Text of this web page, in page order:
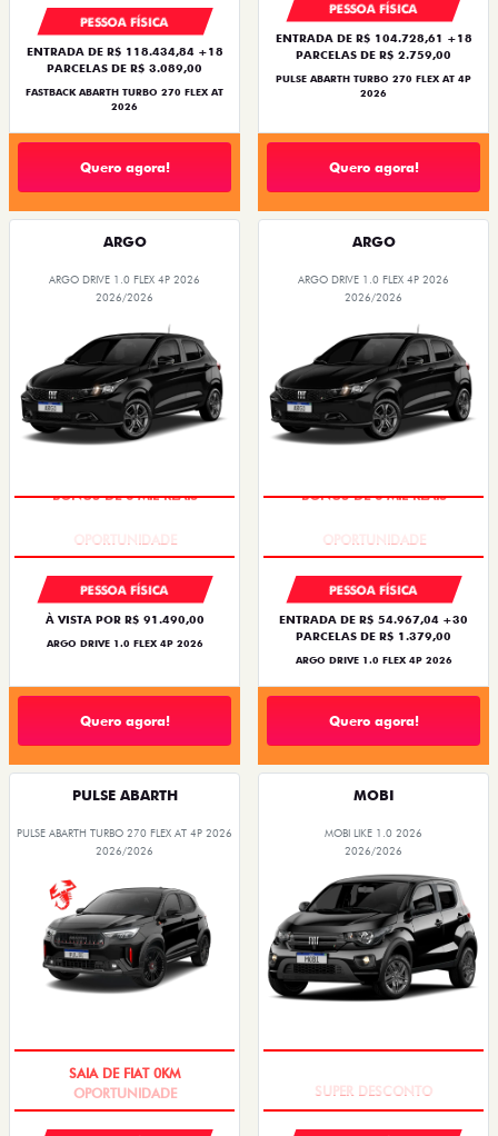
PESSOA FÍSICA
ENTRADA DE R$ 118.434,84 +18
PARCELAS DE R$ 3.089,00
FASTBACK ABARTH TURBO 270 FLEX AT
2026
Quero agora!
PESSOA FÍSICA
ENTRADA DE R$ 104.728,61 +18
PARCELAS DE R$ 2.759,00
PULSE ABARTH TURBO 270 FLEX AT 4P
2026
Quero agora!
ARGO
ARGO DRIVE 1.0 FLEX 4P 2026
2026/2026
PESSOA FÍSICA
À VISTA POR R$ 91.490,00
ARGO DRIVE 1.0 FLEX 4P 2026
Quero agora!
ARGO
ARGO DRIVE 1.0 FLEX 4P 2026
2026/2026
PESSOA FÍSICA
ENTRADA DE R$ 54.967,04 +30
PARCELAS DE R$ 1.379,00
ARGO DRIVE 1.0 FLEX 4P 2026
Quero agora!
PULSE ABARTH
PULSE ABARTH TURBO 270 FLEX AT 4P 2026
2026/2026
MOBI
MOBI LIKE 1.0 2026
2026/2026